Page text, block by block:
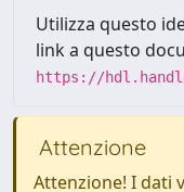
Utilizza questo
link a questo
https://
Attenzione
Attenzione! I dati